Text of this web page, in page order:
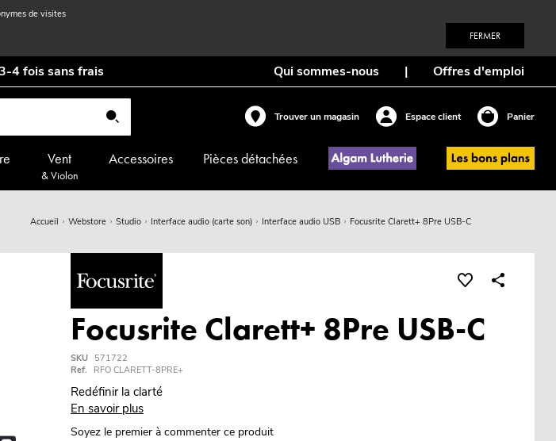
de visites
FERMER
4 fois sans frais Qui sommes-nous | Offres d'emploi
Trouver un magasin Espace client Panier
Vent
& Violon
Accessoires Pièces détachées
Accueil Webstore Studio Interface audio (carte son) Interface audio USB Focusrite Clarett+ 8Pre USB-C
Focusrite Clarett+ 8Pre USB-C
SKU 571722
Ref.
RFO CLARETT-8PRE+
Redéfinir la clarté
En savoir plus
Soyez le premier à commenter ce produit